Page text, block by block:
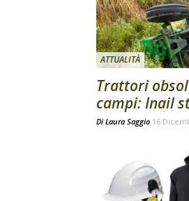
ATTUALITÀ
Trattori
campi: Inail
Di Laura Saggio 16